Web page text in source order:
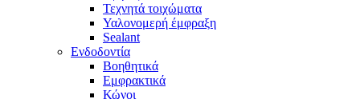
Τεχνητά τοιχώματα
Υαλονομερή έμφραξη
Sealant
Ενδοδοντία
Βοηθητικά
Εμφρακτικά
Κώνοι